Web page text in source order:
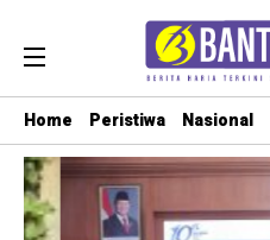
Home Peristiwa Nasional